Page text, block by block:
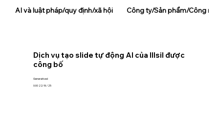
Dịch vụ tạo slide tự động AI của Illsil được
công bố
Generatived
0:00 22/8/25
AI và luật pháp/quy định/xã hội Công ty/Sản phẩm/Công